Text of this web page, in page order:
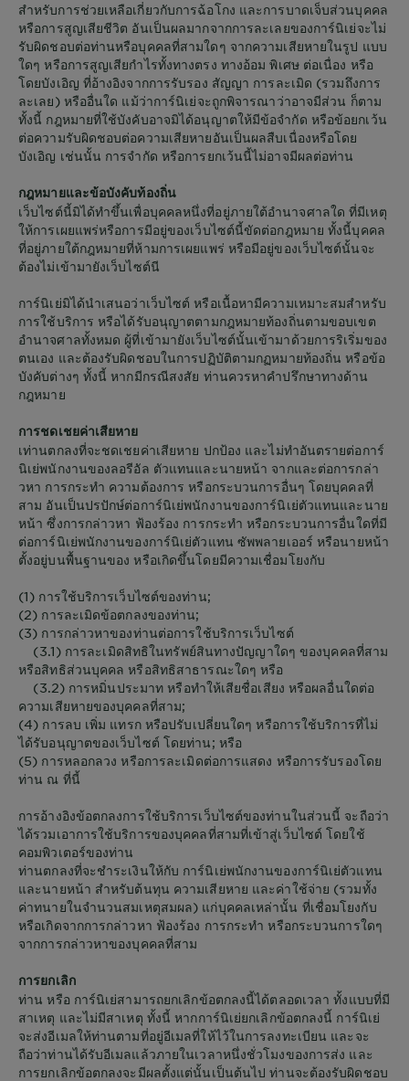
สำหรับการช่วยเหลือเกี่ยวกับการฉ้อโกง และการบาดเจ็บส่วนบุคคล
หรือการสูญเสียชีวิต อันเป็นผลมากจากการละเลยของการ์นิเย่จะไม่
รับผิดชอบต่อท่านหรือบุคคลที่สามใดๆ จากความเสียหายในรูป แบบ
ใดๆ หรือการสูญเสียกำไรทั้งทางตรง ทางอ้อม พิเศษ ต่อเนื่อง หรือ
โดยบังเอิญ ที่อ้างอิงจากการรับรอง สัญญา การละเมิด (รวมถึงการ
ละเลย) หรืออื่นใด แม้ว่าการ์นิเย่จะถูกพิจารณาว่าอาจมีส่วน ก็ตาม
ทั้งนี้ กฎหมายที่ใช้บังคับอาจมิได้อนุญาตให้มีข้อจำกัด หรือข้อยกเว้น
ต่อความรับผิดชอบต่อความเสียหายอันเป็นผลสืบเนื่องหรือโดย
บังเอิญ เช่นนั้น การจำกัด หรือการยกเว้นนี้ไม่อาจมีผลต่อท่าน
กฎหมายและข้อบังคับท้องถิ่น
เว็บไซต์นี้มิได้ทำขึ้นเพื่อบุคคลหนึ่งที่อยู่ภายใต้อำนาจศาลใด ที่มีเหตุ
ให้การเผยแพร่หรือการมีอยู่ของเว็บไซต์นี้ขัดต่อกฎหมาย ทั้งนี้บุคคล
ที่อยู่ภายใต้กฎหมายที่ห้ามการเผยแพร่ หรือมีอยู่ของเว็บไซต์นั้นจะ
ต้องไม่เข้ามายังเว็บไซต์นี
การ์นิเย่มิได้นำเสนอว่าเว็บไซต์ หรือเนื้อหามีความเหมาะสมสำหรับ
การใช้บริการ หรือได้รับอนุญาตตามกฎหมายท้องถิ่นตามขอบเขต
อำนาจศาลทั้งหมด ผู้ที่เข้ามายังเว็บไซต์นั้นเข้ามาด้วยการริเริ่มของ
ตนเอง และต้องรับผิดชอบในการปฏิบัติตามกฏหมายท้องถิ่น หรือข้อ
บังคับต่างๆ ทั้งนี้ หากมีกรณีสงสัย ท่านควรหาคำปรึกษาทางด้าน
กฎหมาย
การชดเชยค่าเสียหาย
เท่านตกลงที่จะชดเชยค่าเสียหาย ปกป้อง และไม่ทำอันตรายต่อการ์
นิเย่พนักงานของลอรีอัล ตัวแทนและนายหน้า จากและต่อการกล่า
วหา การกระทำ ความต้องการ หรือกระบวนการอื่นๆ โดยบุคคลที่
สาม อันเป็นปรปักษ์ต่อการ์นิเย่พนักงานของการ์นิเย่ตัวแทนและนาย
หน้า ซึ่งการกล่าวหา ฟ้องร้อง การกระทำ หรือกระบวนการอื่นใดที่มี
ต่อการ์นิเย่พนักงานของการ์นิเย่ตัวแทน ซัพพลายเออร์ หรือนายหน้า
ตั้งอยู่บนพื้นฐานของ หรือเกิดขึ้นโดยมีความเชื่อมโยงกับ
(1) การใช้บริการเว็บไซต์ของท่าน;
(2) การละเมิดข้อตกลงของท่าน;
(3) การกล่าวหาของท่านต่อการใช้บริการเว็บไซต์
(3.1) การละเมิดสิทธิในทรัพย์สินทางปัญญาใดๆ ของบุคคลที่สาม
หรือสิทธิส่วนบุคคล หรือสิทธิสาธารณะใดๆ หรือ
(3.2) การหมิ่นประมาท หรือทำให้เสียชื่อเสียง หรือผลอื่นใดต่อ
ความเสียหายของบุคคลที่สาม;
(4) การลบ เพิ่ม แทรก หรือปรับเปลี่ยนใดๆ หรือการใช้บริการที่ไม่
ได้รับอนุญาตของเว็บไซต์ โดยท่าน; หรือ
(5) การหลอกลวง หรือการละเมิดต่อการแสดง หรือการรับรองโดย
ท่าน ณ ที่นี้
การอ้างอิงข้อตกลงการใช้บริการเว็บไซต์ของท่านในส่วนนี้ จะถือว่า
ได้รวมเอาการใช้บริการของบุคคลที่สามที่เข้าสู่เว็บไซต์ โดยใช้
คอมพิวเตอร์ของท่าน
ท่านตกลงที่จะชำระเงินให้กับ การ์นิเย่พนักงานของการ์นิเย่ตัวแทน
และนายหน้า สำหรับต้นทุน ความเสียหาย และค่าใช้จ่าย (รวมทั้ง
ค่าทนายในจำนวนสมเหตุสมผล) แก่บุคคลเหล่านั้น ที่เชื่อมโยงกับ
หรือเกิดจากการกล่าวหา ฟ้องร้อง การกระทำ หรือกระบวนการใดๆ
จากการกล่าวหาของบุคคลที่สาม
การยกเลิก
ท่าน หรือ การ์นิเย่สามารถยกเลิกข้อตกลงนี้ได้ตลอดเวลา ทั้งแบบที่มี
สาเหตุ และไม่มีสาเหตุ ทั้งนี้ หากการ์นิเย่ยกเลิกข้อตกลงนี้ การ์นิเย่
จะส่งอีเมลให้ท่านตามที่อยู่อีเมลที่ให้ไว้ในการลงทะเบียน และจะ
ถือว่าท่านได้รับอีเมลแล้วภายในเวลาหนึ่งชั่วโมงของการส่ง และ
การยกเลิกข้อตกลงจะมีผลตั้งแต่นั้นเป็นต้นไป ท่านจะต้องรับผิดชอบ